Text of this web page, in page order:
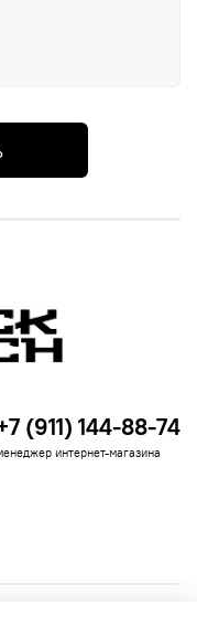
(911) 144-88-74
интернет-магазина